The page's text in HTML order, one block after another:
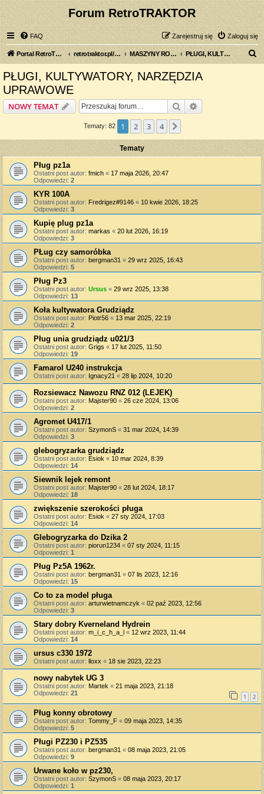
Forum RetroTRAKTOR
FAQ Zaloguj się
Zarejestruj się
Portal RetroTRAKTOR.pl retrotraktor.pl/forum MASZYNY ROLNICZE PŁUGI, KULTYWATORY, NARZĘDZIA UPRAWOWE
PŁUGI, KULTYWATORY, NARZĘDZIA
UPRAWOWE
NOWY TEMAT Szukaj
Tematy: 82 1 2 3 4
Tematy
Pług pz1a
Ostatni post autor: fmich « 17 maja 2026, 20:47
Odpowiedzi: 2
KYR 100A
Ostatni post autor: Fredrigez#9146 « 10 kwie 2026, 18:25
Odpowiedzi: 3
Kupię plug pz1a
Ostatni post autor: markas « 20 lut 2026, 16:19
Odpowiedzi: 3
PŁug czy samoróbka
Ostatni post autor: bergman31 « 29 wrz 2025, 16:43
Odpowiedzi: 5
Pług Pz3
Ostatni post autor: Ursus « 29 wrz 2025, 13:38
Odpowiedzi: 13
Koła kultywatora Grudziądz
Ostatni post autor: Piotr56 « 13 mar 2025, 22:19
Odpowiedzi: 2
Pług unia grudziądz u021/3
Ostatni post autor: Grigs « 17 lut 2025, 11:50
Odpowiedzi: 19
Famarol U240 instrukcja
Ostatni post autor: Ignacy21 « 28 lip 2024, 10:20
Rozsiewacz Nawozu RNZ 012 (LEJEK)
Ostatni post autor: Majster90 « 26 cze 2024, 13:06
Odpowiedzi: 2
Agromet U417/1
Ostatni post autor: SzymonS « 31 mar 2024, 14:39
Odpowiedzi: 3
glebogryzarka grudziądz
Ostatni post autor: Esiok « 10 mar 2024, 8:39
Odpowiedzi: 14
Siewnik lejek remont
Ostatni post autor: Majster90 « 28 lut 2024, 18:17
Odpowiedzi: 18
zwiększenie szerokości pługa
Ostatni post autor: Esiok « 27 sty 2024, 17:03
Odpowiedzi: 14
Glebogryzarka do Dzika 2
Ostatni post autor: piorun1234 « 07 sty 2024, 11:15
Odpowiedzi: 1
Pług Pz5A 1962r.
Ostatni post autor: bergman31 « 07 lis 2023, 12:16
Odpowiedzi: 15
Co to za model pługa
Ostatni post autor: arturwietnamczyk « 02 paź 2023, 12:56
Odpowiedzi: 3
Stary dobry Kverneland Hydrein
Ostatni post autor: m_i_c_h_a_l « 12 wrz 2023, 11:44
Odpowiedzi: 14
ursus c330 1972
Ostatni post autor: lloxx « 18 sie 2023, 22:23
nowy nabytek UG 3
Ostatni post autor: Martek « 21 maja 2023, 21:18
Odpowiedzi: 21 1 2
Pług konny obrotowy
Ostatni post autor: Tommy_F « 09 maja 2023, 14:35
Odpowiedzi: 5
Pługi PZ230 i PZ535
Ostatni post autor: bergman31 « 08 maja 2023, 21:05
Odpowiedzi: 9
Urwane koło w pz230,
Ostatni post autor: SzymonS « 08 maja 2023, 20:17
Odpowiedzi: 1